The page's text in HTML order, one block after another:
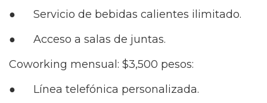
● Servicio de bebidas calientes ilimitado.
● Acceso a salas de juntas.
Coworking mensual: $3,500 pesos:
● Línea telefónica personalizada.